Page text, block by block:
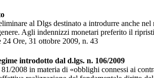
al Dlgs destinato a introdurre anche
Agli indennizzi monetari preferito il
Ore, 31 ottobre 2009, n. 43
introdotto dal d.lgs. n. 106/2009
2008 in materia di «obblighi connessi ai